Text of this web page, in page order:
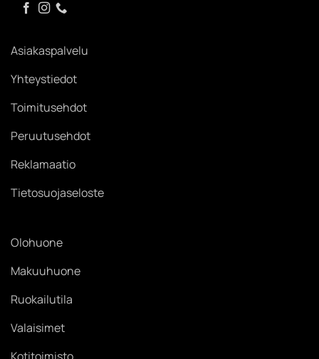
Asiakaspalvelu
Yhteystiedot
Toimitusehdot
Peruutusehdot
Reklamaatio
Tietosuojaseloste
Olohuone
Makuuhuone
Ruokailutila
Valaisimet